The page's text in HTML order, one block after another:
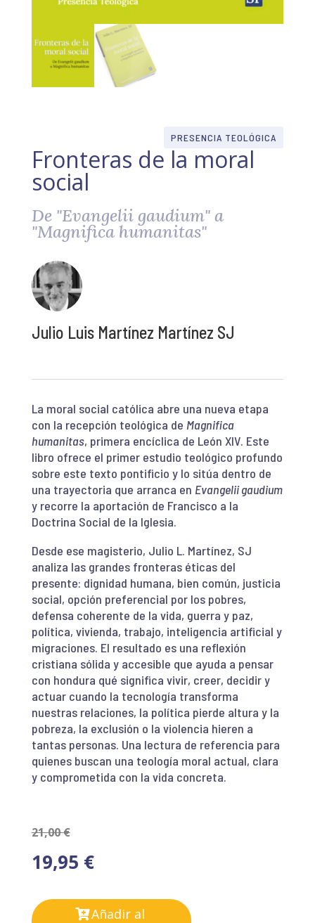
PRESENCIA TEOLÓGICA
Fronteras de la moral
social
De "Evangelii gaudium" a
"Magnifica humanitas"
Julio Luis Martínez Martínez SJ
La moral social católica abre una nueva etapa
con la recepción teológica de Magnifica
humanitas, primera encíclica de León XIV. Este
libro ofrece el primer estudio teológico profundo
sobre este texto pontificio y lo sitúa dentro de
una trayectoria que arranca en Evangelii gaudium
y recorre la aportación de Francisco a la
Doctrina Social de la Iglesia.
Desde ese magisterio, Julio L. Martínez, SJ
analiza las grandes fronteras éticas del
presente: dignidad humana, bien común, justicia
social, opción preferencial por los pobres,
defensa coherente de la vida, guerra y paz,
política, vivienda, trabajo, inteligencia artificial y
migraciones. El resultado es una reflexión
cristiana sólida y accesible que ayuda a pensar
con hondura qué significa vivir, creer, decidir y
actuar cuando la tecnología transforma
nuestras relaciones, la política pierde altura y la
pobreza, la exclusión o la violencia hieren a
tantas personas. Una lectura de referencia para
quienes buscan una teología moral actual, clara
y comprometida con la vida concreta.
21,00€
19,95 €
Añadir al